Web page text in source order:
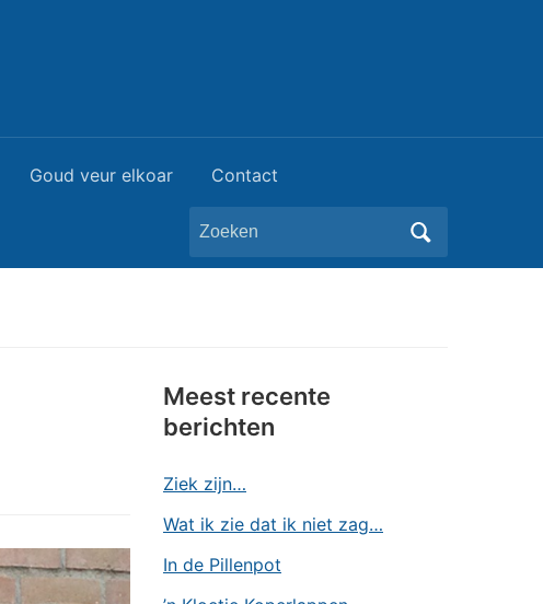
Goud veur elkoar Contact
Zoeken
naar:
Meest recente
berichten
Ziek zijn…
Wat ik zie dat ik niet zag…
In de Pillenpot